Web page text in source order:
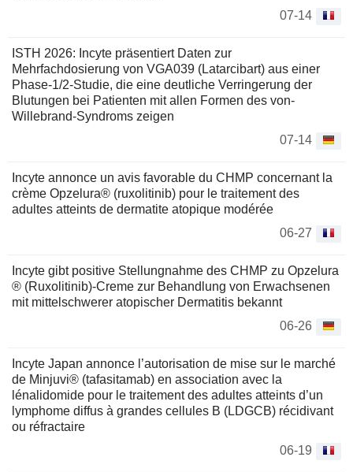
07-14
ISTH 2026: Incyte präsentiert Daten zur
Mehrfachdosierung von VGA039 (Latarcibart) aus einer
Phase-1/2-Studie, die eine deutliche Verringerung der
Blutungen bei Patienten mit allen Formen des von-
Willebrand-Syndroms zeigen
07-14
Incyte annonce un avis favorable du CHMP concernant la
crème Opzelura® (ruxolitinib) pour le traitement des
adultes atteints de dermatite atopique modérée
06-27
Incyte gibt positive Stellungnahme des CHMP zu Opzelura
® (Ruxolitinib)-Creme zur Behandlung von Erwachsenen
mit mittelschwerer atopischer Dermatitis bekannt
06-26
Incyte Japan annonce l’autorisation de mise sur le marché
de Minjuvi® (tafasitamab) en association avec la
lénalidomide pour le traitement des adultes atteints d’un
lymphome diffus à grandes cellules B (LDGCB) récidivant
ou réfractaire
06-19